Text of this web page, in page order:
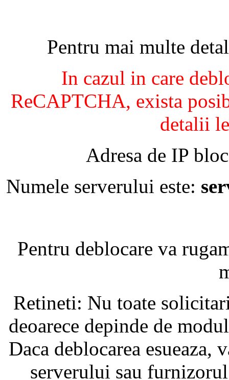
Pentru mai multe
In cazul in care
ReCAPTCHA, exista
detalii
Adresa de IP
Numele serverului este:
Pentru deblocare va
Retineti: Nu toate
deoarece depinde de
Daca deblocarea
serverului sau